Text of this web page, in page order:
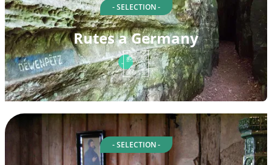
- SELECTION -
Rutes a Germany
- SELECTION -